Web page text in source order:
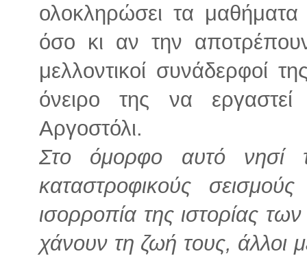
ολοκληρώσει τα
όσο κι αν την
μελλοντικοί συνάδερφοί
όνειρο της να
Αργοστόλι.
Στο όμορφο αυτό νησί
καταστροφικούς
ισορροπία της ιστορίας
χάνουν τη ζωή τους, άλλοι